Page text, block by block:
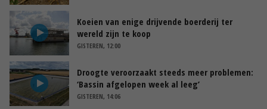
Koeien van enige drijvende boerderij ter
wereld zijn te koop
GISTEREN, 12:00
Droogte veroorzaakt steeds meer problemen:
‘Bassin afgelopen week al leeg’
GISTEREN, 14:06